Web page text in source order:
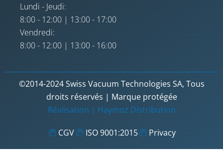
Lundi - Jeudi:
8:00 - 12:00 | 13:00 - 17:00
Vendredi:
8:00 - 12:00 | 13:00 - 16:00
©2014-2024 Swiss Vacuum Technologies SA, Tous
droits réservés | Marque protégée
Réalisation | Haymoz Distribution
CGV ISO 9001:2015 Privacy